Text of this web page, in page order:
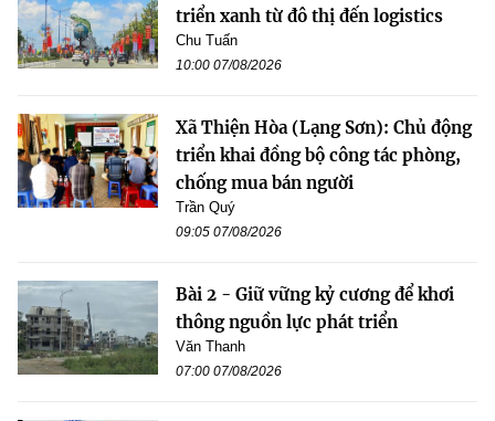
triển xanh từ đô thị đến logistics
Chu Tuấn
10:00 07/08/2026
Xã Thiện Hòa (Lạng Sơn): Chủ động
triển khai đồng bộ công tác phòng,
chống mua bán người
Trần Quý
09:05 07/08/2026
Bài 2 - Giữ vững kỷ cương để khơi
thông nguồn lực phát triển
Văn Thanh
07:00 07/08/2026